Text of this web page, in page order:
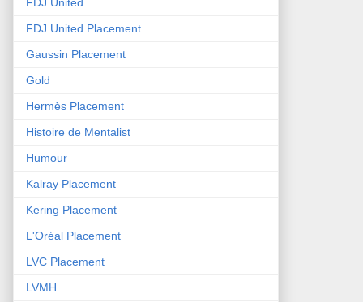
FDJ United Placement
Gaussin Placement
Gold
Hermès Placement
Histoire de Mentalist
Humour
Kalray Placement
Kering Placement
L'Oréal Placement
LVC Placement
LVMH